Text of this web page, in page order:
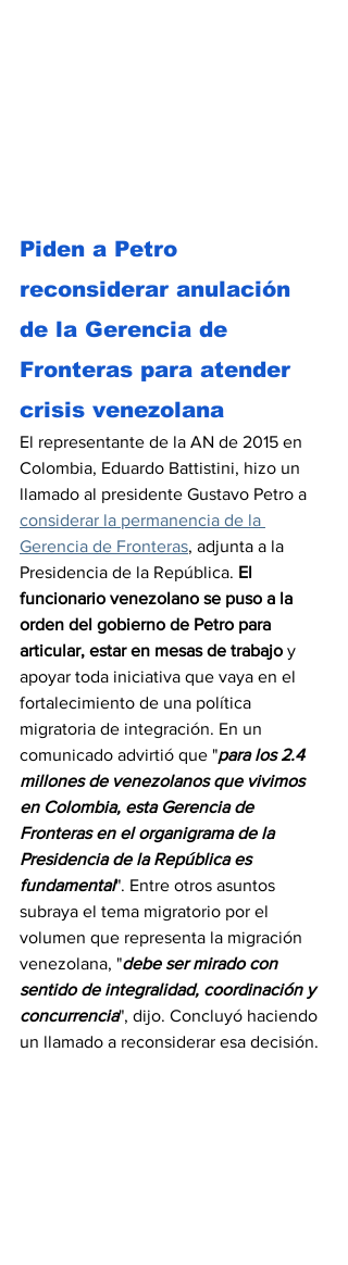
Piden a Petro
reconsiderar anulación
de la Gerencia de
Fronteras para atender
crisis venezolana
El representante de la AN de 2015 en
Colombia, Eduardo Battistini, hizo un
llamado al presidente Gustavo Petro a
considerar la permanencia de la
Gerencia de Fronteras, adjunta a la
Presidencia de la República. El
funcionario venezolano se puso a la
orden del gobierno de Petro para
articular, estar en mesas de trabajo y
apoyar toda iniciativa que vaya en el
fortalecimiento de una política
migratoria de integración. En un
comunicado advirtió que "para los 2.4
millones de venezolanos que vivimos
en Colombia, esta Gerencia de
Fronteras en el organigrama de la
Presidencia de la República es
fundamental". Entre otros asuntos
subraya el tema migratorio por el
volumen que representa la migración
venezolana, "debe ser mirado con
sentido de integralidad, coordinación y
concurrencia", dijo. Concluyó haciendo
un llamado a reconsiderar esa decisión.